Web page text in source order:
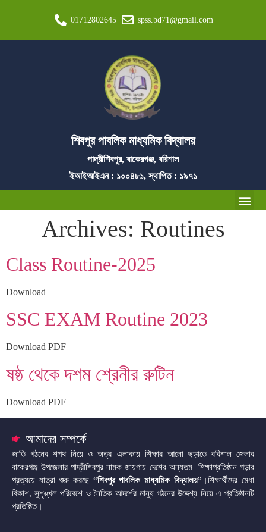
01712802645 spss.bd71@gmail.com
শিবপুর পাবলিক মাধ্যমিক বিদ্যালয়
পাদ্রীশিবপুর, বাকেরগঞ্জ, বরিশাল
ইআইআইএন : ১০০৪৮১, স্থাপিত : ১৯৭১
Archives: Routines
Class Routine-2025
Download
SSC EXAM Routine 2023
Download PDF
ষষ্ঠ থেকে দশম শ্রেনীর রুটিন
Download PDF
আমাদের সম্পর্কে
জাতি গঠনের শপথ নিয়ে ও অত্র এলাকায় শিক্ষার আলো ছড়াতে বরিশাল জেলার
বাকেরগঞ্জ উপজেলার পাদ্রীশিবপুর নামক জায়গায় দেশের অন্যতম শিক্ষাপ্রতিষ্ঠান গড়ার
প্রত্যয়ে যাত্রা শুরু করছে “শিবপুর পাবলিক মাধ্যমিক বিদ্যালয়”।শিক্ষার্থীদের মেধা
বিকাশ, সুশৃঙ্খল পরিবেশে ও নৈতিক আদর্শের মানুষ গঠনের উদ্দেশ্য নিয়ে এ প্রতিষ্ঠানটি
প্রতিষ্ঠিত।